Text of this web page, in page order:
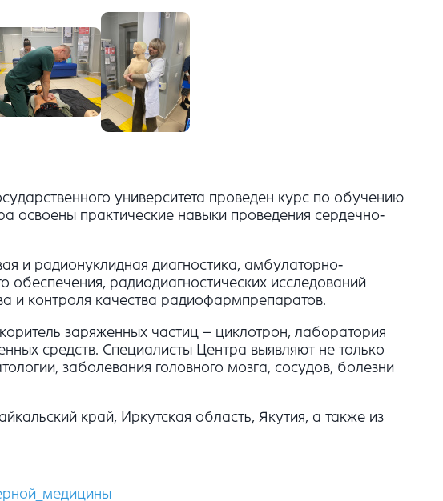
университета проведен курс по обучению
практические навыки проведения сердечно-
и радионуклидная диагностика, амбулаторно-
обеспечения, радиодиагностических исследований
и контроля качества радиофармпрепаратов.
заряженных частиц – циклотрон, лаборатория
средств. Специалисты Центра выявляют не только
заболевания головного мозга, сосудов, болезни
край, Иркутская область, Якутия, а также из